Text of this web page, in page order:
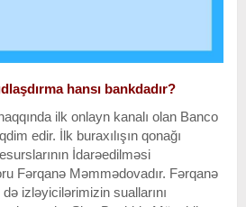
hansı bankdadır?
ilk onlayn kanalı olan Banco
edir. İlk buraxılışın qonağı
İdarəedilməsi
Fərqanə Məmmədovadır. Fərqanə
izləyicilərimizin suallarını